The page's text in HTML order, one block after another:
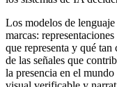
Los modelos de
marcas:
que representa y qué
de las señales que
la presencia en el